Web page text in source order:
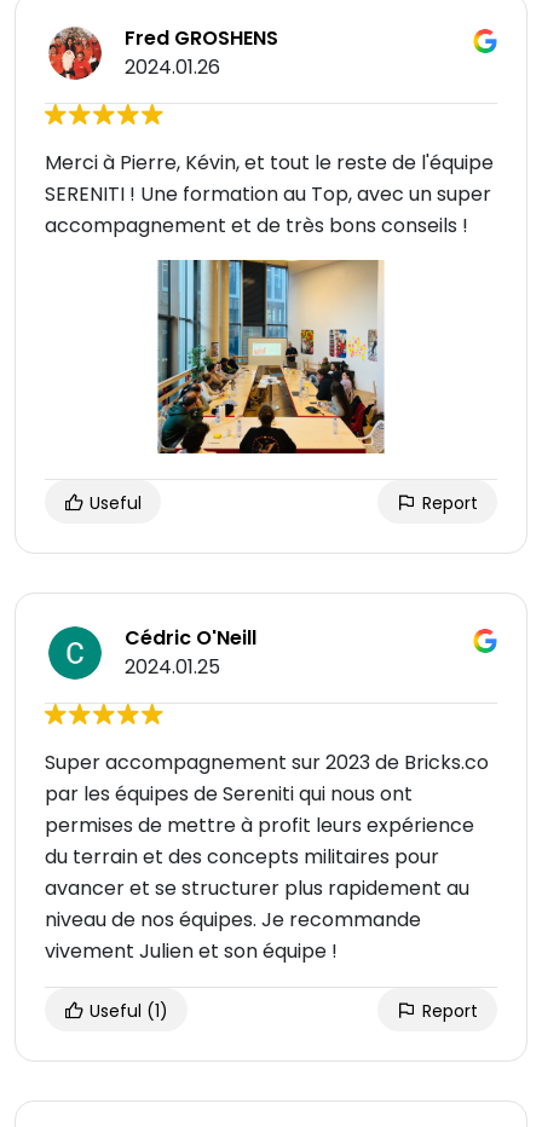
Fred GROSHENS
2024.01.26
Merci à Pierre, Kévin, et tout le reste de l'équipe
SERENITI ! Une formation au Top, avec un super
accompagnement et de très bons conseils !
Useful Report
Cédric O'Neill
2024.01.25
Super accompagnement sur 2023 de Bricks.co
par les équipes de Sereniti qui nous ont
permises de mettre à profit leurs expérience
du terrain et des concepts militaires pour
avancer et se structurer plus rapidement au
niveau de nos équipes. Je recommande
vivement Julien et son équipe !
Useful (1) Report